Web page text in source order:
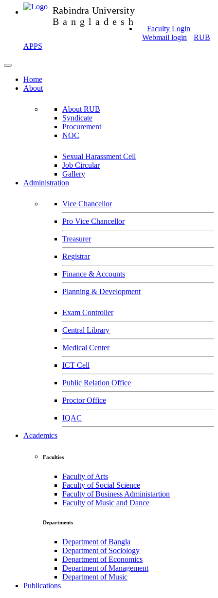
Rabindra University
Bangladesh
Faculty Login
Webmail login
RUB
APPS
Home
About
About RUB
Syndicate
Procurement
NOC
Sexual Harassment Cell
Job Circular
Gallery
Administration
Vice Chancellor
Pro Vice Chancellor
Treasurer
Registrar
Finance & Accounts
Planning & Development
Exam Controller
Central Library
Medical Center
ICT Cell
Public Relation Office
Proctor Office
IQAC
Academics
Faculties
Faculty of Arts
Faculty of Social Science
Faculty of Business Administartion
Faculty of Music and Dance
Departments
Department of Bangla
Department of Sociology
Department of Economics
Department of Management
Department of Music
Publications